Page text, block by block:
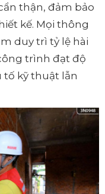
thận, đảm bảo
kế. Mọi thông
duy trì tỷ lệ hài
trình đạt độ
tố kỹ thuật lẫn